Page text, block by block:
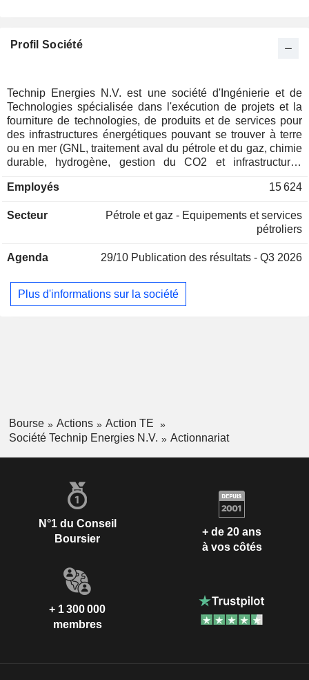
Autriche
0,01%
Profil Société
Technip Energies N.V. est une société d'Ingénierie et de
Technologies spécialisée dans l'exécution de projets et la
fourniture de technologies, de produits et de services pour
des infrastructures énergétiques pouvant se trouver à terre
ou en mer (GNL, traitement aval du pétrole et du gaz, chimie
durable, hydrogène, gestion du CO2 et infrastructures
livraison de projets (75%) ; - intégration de technologies,
répartition géographique du CA est la suivante : Europe et
Asie centrale (14,9%), Afrique et Moyen-Orient (58,9%),
Employés 15 624
Secteur
Pétrole et gaz - Equipements et services
pétroliers
Agenda 29/10 Publication des résultats - Q3 2026
Plus d'informations sur la société
Bourse Actions
Action TE
Société Technip Energies N.V.
Actionnariat
N°1 du Conseil
Boursier
+ de 20 ans
à vos côtés
+ 1 300 000
membres